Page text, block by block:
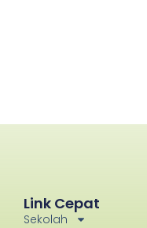
Link Cepat
Sekolah